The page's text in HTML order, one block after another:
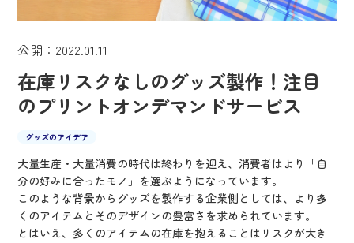
公開：2022.01.11
在庫リスクなしのグッズ製作！注目
のプリントオンデマンドサービス
グッズのアイデア
大量生産・大量消費の時代は終わりを迎え、消費者はより「自
分の好みに合ったモノ」を選ぶようになっています。
このような背景からグッズを製作する企業側としては、より多
くのアイテムとそのデザインの豊富さを求められています。
とはいえ、多くのアイテムの在庫を抱えることはリスクが大き